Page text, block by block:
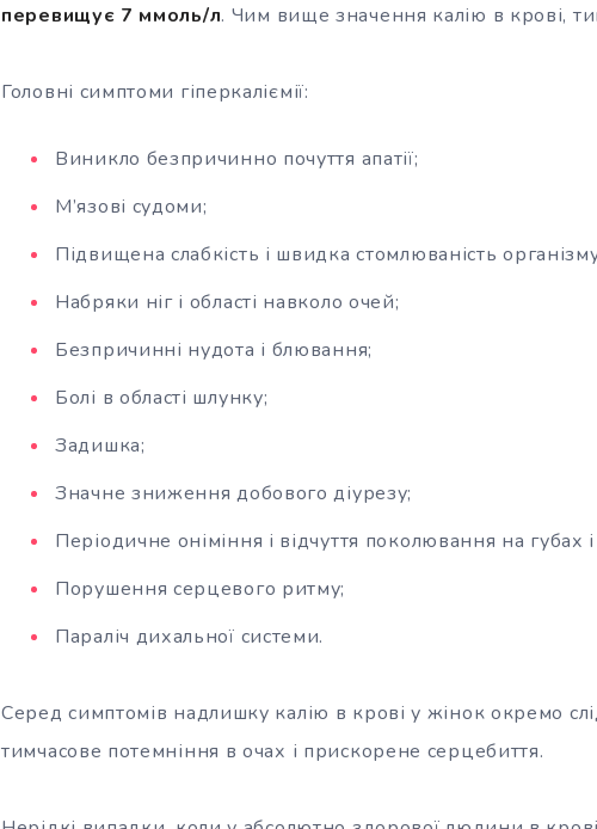
перевищує 7 ммоль/л. Чим вище значення калію в крові,
Головні симптоми гіперкаліємії:
Виникло безпричинно почуття апатії;
М’язові судоми;
Підвищена слабкість і швидка стомлюваність
Набряки ніг і області навколо очей;
Безпричинні нудота і блювання;
Болі в області шлунку;
Задишка;
Значне зниження добового діурезу;
Періодичне оніміння і відчуття поколювання на губах
Порушення серцевого ритму;
Параліч дихальної системи.
Серед симптомів надлишку калію в крові у жінок окремо
тимчасове потемніння в очах і прискорене серцебиття.